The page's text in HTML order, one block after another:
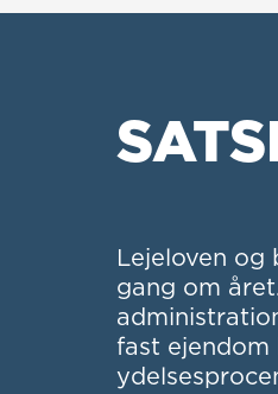
Lejeloven
gang om
fast